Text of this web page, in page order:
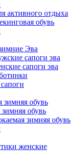
активного отдыха
обувь
Эва
сапоги эва
сапоги эва
обувь
обувь
зимняя обувь
женские